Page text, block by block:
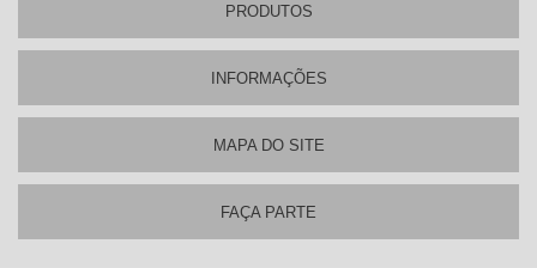
PRODUTOS
INFORMAÇÕES
MAPA DO SITE
FAÇA PARTE